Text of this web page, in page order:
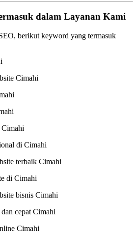
dalam Layanan Kami
berikut keyword yang termasuk
Cimahi
Cimahi
di Cimahi
terbaik Cimahi
di Cimahi
bisnis Cimahi
cepat Cimahi
Cimahi